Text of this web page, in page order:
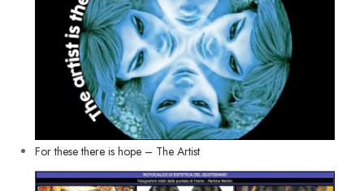
For these there is hope – The Artist